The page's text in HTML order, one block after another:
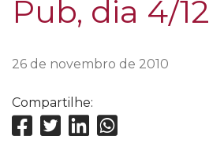
Pub, dia 4/12
26 de novembro de 2010
Compartilhe: